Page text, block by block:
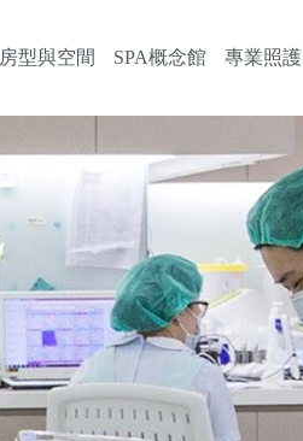
房型與空間 SPA概念館 專業照護